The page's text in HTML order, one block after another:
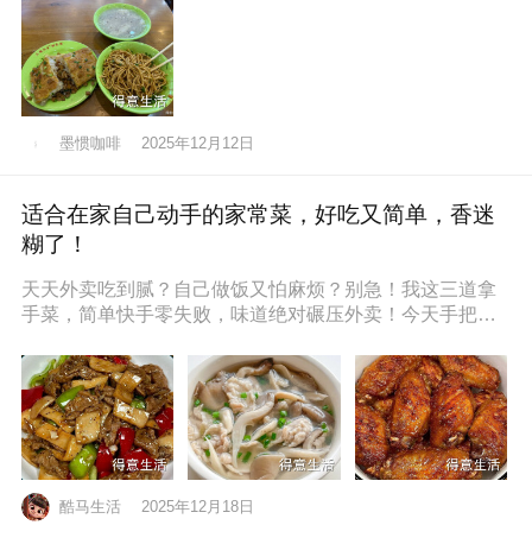
墨惯咖啡 2025年12月12日
适合在家自己动手的家常菜，好吃又简单，香迷
糊了！
天天外卖吃到腻？自己做饭又怕麻烦？别急！我这三道拿
手菜，简单快手零失败，味道绝对碾压外卖！今天手把手
酷马生活 2025年12月18日